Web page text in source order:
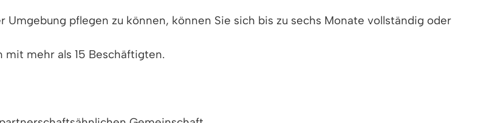
pflegen zu können, können Sie sich bis zu sechs Monate vollständig oder
mehr als 15 Beschäftigten.